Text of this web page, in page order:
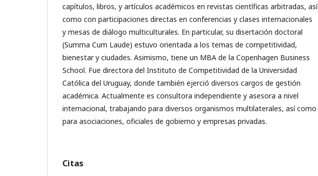
capítulos, libros, y artículos académicos en revistas científicas arbitradas, así
como con participaciones directas en conferencias y clases internacionales
y mesas de diálogo multiculturales. En particular, su disertación doctoral
(Summa Cum Laude) estuvo orientada a los temas de competitividad,
bienestar y ciudades. Asimismo, tiene un MBA de la Copenhagen Business
School. Fue directora del Instituto de Competitividad de la Universidad
Católica del Uruguay, donde también ejerció diversos cargos de gestión
académica. Actualmente es consultora independiente y asesora a nivel
internacional, trabajando para diversos organismos multilaterales, así como
para asociaciones, oficiales de gobierno y empresas privadas.
Citas